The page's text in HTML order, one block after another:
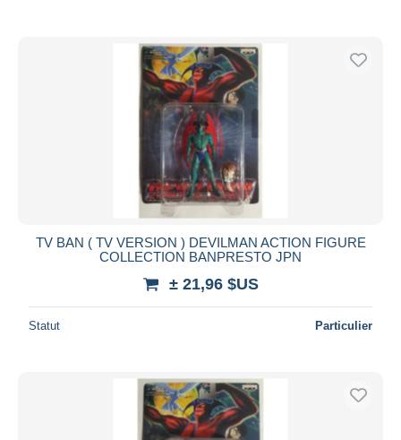
TV BAN ( TV VERSION ) DEVILMAN ACTION FIGURE
COLLECTION BANPRESTO JPN
± 21,96 $US
Statut Particulier